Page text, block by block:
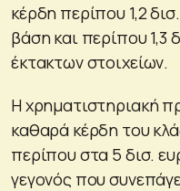
κέρδη περίπου 1,2
βάση και περίπου 1,3
έκτακτων στοιχείων.
Η χρηματιστηριακή
καθαρά κέρδη του
περίπου στα 5 δισ.
γεγονός που